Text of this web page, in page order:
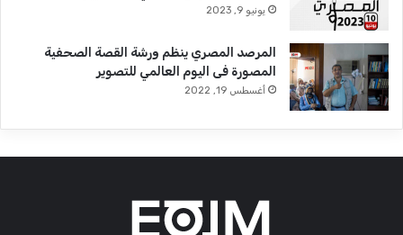
يونيو 9, 2023
المرصد المصري ينظم ورشة القصة الصحفية
المصورة فى اليوم العالمي للتصوير
أغسطس 19, 2022